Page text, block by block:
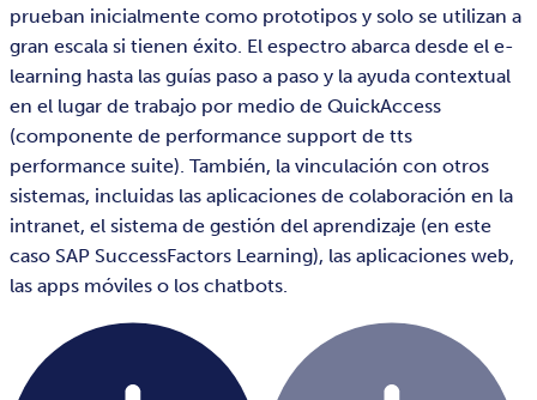
prueban inicialmente como prototipos y solo se utilizan a
gran escala si tienen éxito. El espectro abarca desde el e-
learning hasta las guías paso a paso y la ayuda contextual
en el lugar de trabajo por medio de QuickAccess
(componente de performance support de tts
performance suite). También, la vinculación con otros
sistemas, incluidas las aplicaciones de colaboración en la
intranet, el sistema de gestión del aprendizaje (en este
caso SAP SuccessFactors Learning), las aplicaciones web,
las apps móviles o los chatbots.